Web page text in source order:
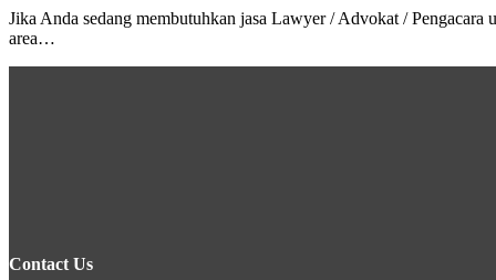
Jika Anda sedang membutuhkan jasa Lawyer / Advokat /
area…
Contact Us